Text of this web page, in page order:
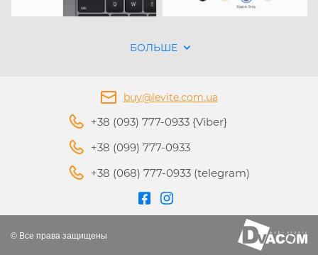
БОЛЬШЕ
buy@levite.com.ua
+38 (093) 777-0933 {Viber}
+38 (099) 777-0933
+38 (068) 777-0933 (telegram)
© Все права защищены